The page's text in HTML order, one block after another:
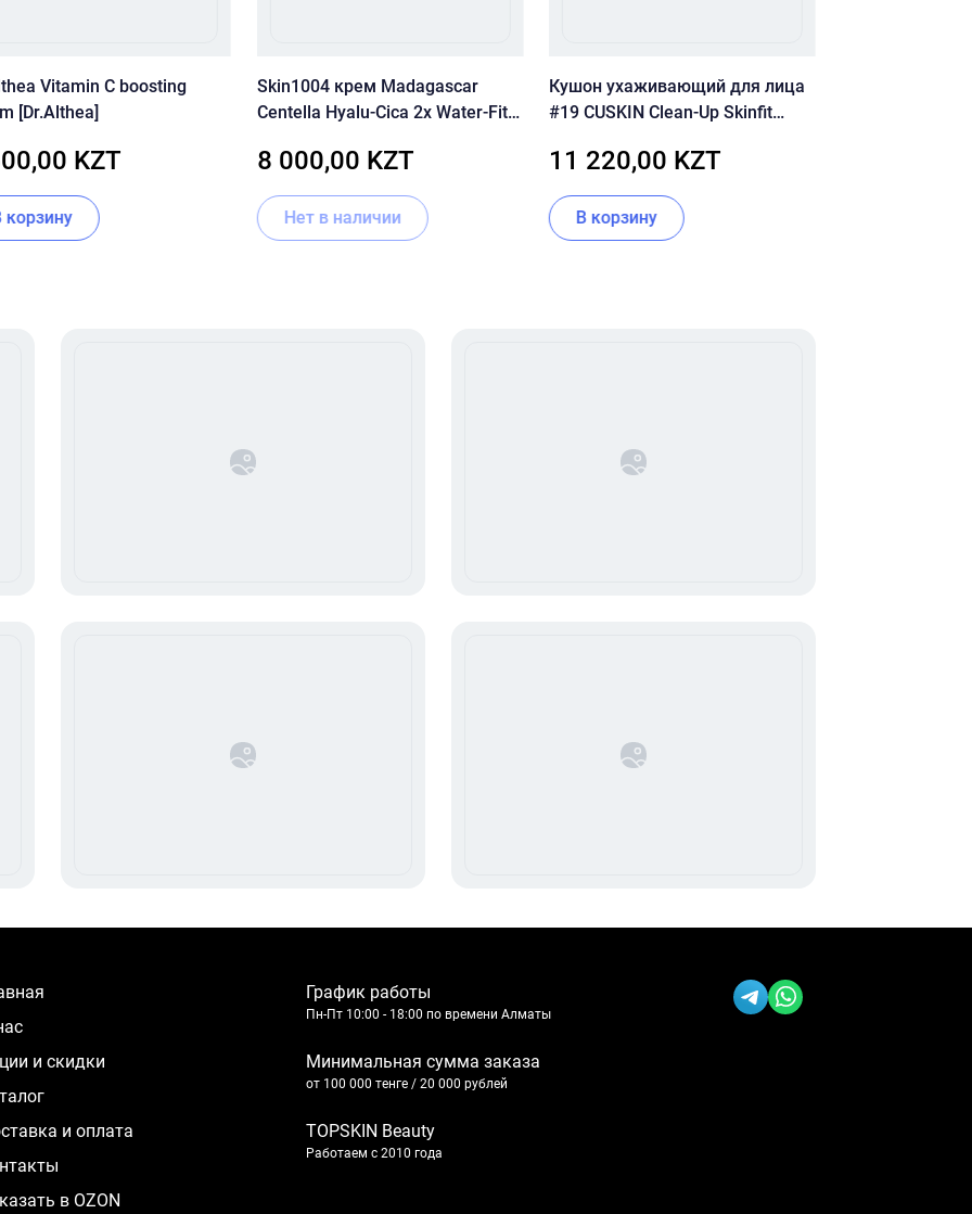
Vitamin C boosting
[Dr.Althea]
KZT
В корзину
Skin1004 крем Madagascar
Centella Hyalu-Cica 2x Water-Fit
100 мл
8 000,00 KZT
Нет в наличии
Кушон ухаживающий для лица
#19 CUSKIN Clean-Up Skinfit
15г + 15г
11 220,00 KZT
В корзину
нас
и скидки
и оплата
в OZON
График работы
Пн-Пт 10:00 - 18:00 по времени Алматы
Минимальная сумма заказа
от 100 000 тенге / 20 000 рублей
TOPSKIN Beauty
Работаем с 2010 года